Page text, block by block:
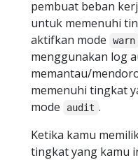
pembuat beban
untuk memenuhi
aktifkan mode
warn
menggunakan log
memantau/
memenuhi tingkat
mode
audit .
Ketika kamu
tingkat yang kamu